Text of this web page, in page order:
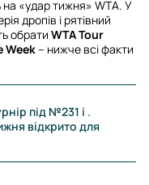
«удар тижня» WTA. У
дропів і рятівний
обрати WTA Tour
Week– нижче всі факти
під №231 і .
відкрито для